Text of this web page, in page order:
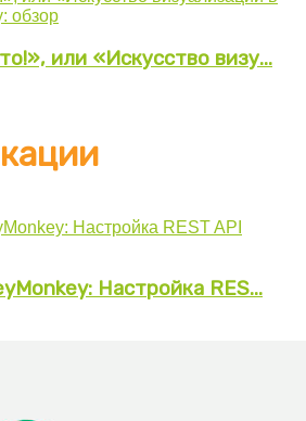
или «Искусство визу...
Настройка RES...